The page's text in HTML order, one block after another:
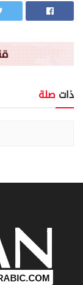
ذات صلة